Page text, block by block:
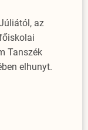
az
Tanszék
elhunyt.